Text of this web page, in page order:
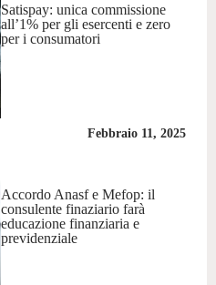
Satispay: unica commissione
all’1% per gli esercenti e zero
per i consumatori
Febbraio 11, 2025
Accordo Anasf e Mefop: il
consulente finaziario farà
educazione finanziaria e
previdenziale